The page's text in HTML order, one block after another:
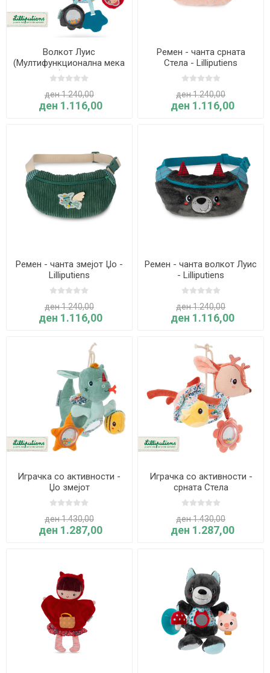
Волкот Луис
(Мултифункционална мека
играчка) - Lilliputiens
ден 1.240,00
ден 1.116,00
Ремен - чанта срната
Стела - Lilliputiens
ден 1.240,00
ден 1.116,00
Ремен - чанта змејот Џо -
Lilliputiens
ден 1.240,00
ден 1.116,00
Ремен - чанта волкот Луис
- Lilliputiens
ден 1.240,00
ден 1.116,00
Играчка со активности -
Џо змејот
ден 1.430,00
ден 1.287,00
Играчка со активности -
срната Стела
ден 1.430,00
ден 1.287,00